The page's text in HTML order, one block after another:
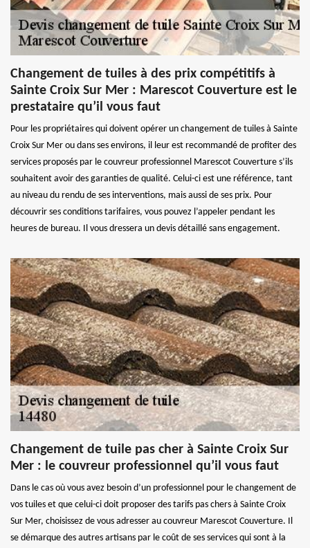
Changement de tuiles à des prix compétitifs à
Sainte Croix Sur Mer : Marescot Couverture est le
prestataire qu’il vous faut
Pour les propriétaires qui doivent opérer un changement de tuiles à Sainte
Croix Sur Mer ou dans ses environs, il leur est recommandé de profiter des
services proposés par le couvreur professionnel Marescot Couverture s’ils
souhaitent avoir des garanties de qualité. Celui-ci est une référence, tant
au niveau du rendu de ses interventions, mais aussi de ses prix. Pour
découvrir ses conditions tarifaires, vous pouvez l’appeler pendant les
heures de bureau. Il vous dressera un devis détaillé sans engagement.
Changement de tuile pas cher à Sainte Croix Sur
Mer : le couvreur professionnel qu’il vous faut
Dans le cas où vous avez besoin d’un professionnel pour le changement de
vos tuiles et que celui-ci doit proposer des tarifs pas chers à Sainte Croix
Sur Mer, choisissez de vous adresser au couvreur Marescot Couverture. Il
se démarque des autres artisans par le coût de ses services qui sont à la